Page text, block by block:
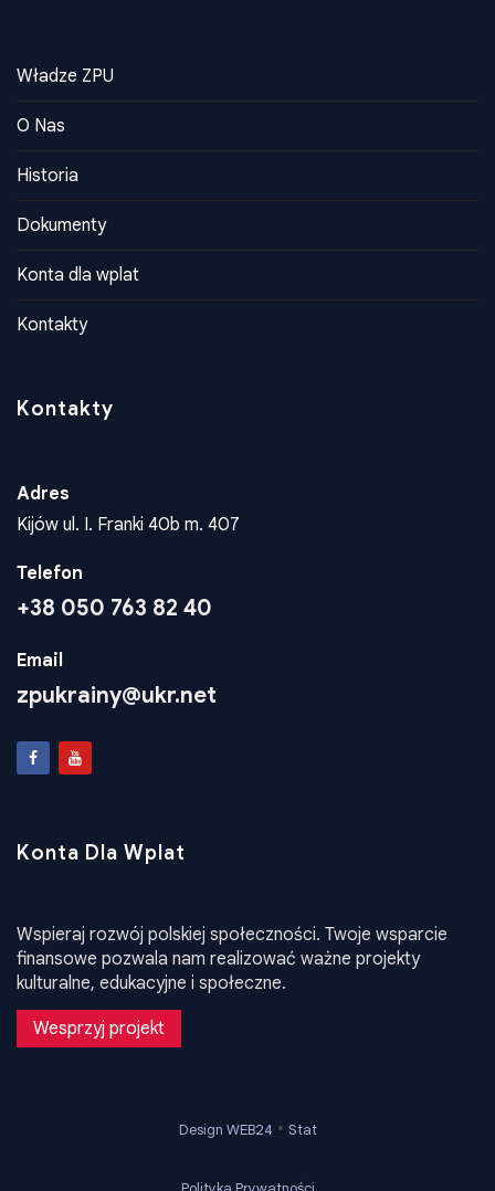
Władze ZPU
O Nas
Historia
Dokumenty
Konta dla wplat
Kontakty
Kontakty
Adres
Kijów ul. I. Franki 40b m. 407
Telefon
+38 050 763 82 40
Email
zpukrainy@ukr.net
Konta Dla Wplat
Wspieraj rozwój polskiej społeczności. Twoje wsparcie
finansowe pozwala nam realizować ważne projekty
kulturalne, edukacyjne i społeczne.
Wesprzyj projekt
Design WEB24 • Stat